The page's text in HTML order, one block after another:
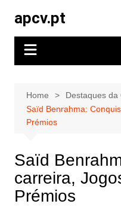
content
apcv.pt
Home
Destaques da
Saïd Benrahma:
Prémios
Saïd
carreira,
Prémios